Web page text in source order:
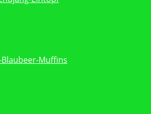
Muffins